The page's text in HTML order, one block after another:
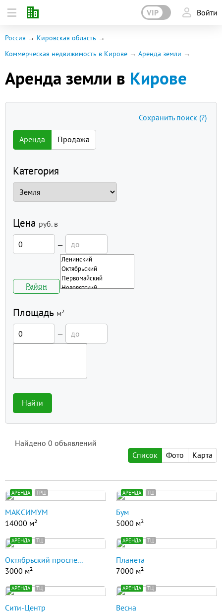
VIP Войти
Россия
Кировская область
Коммерческая недвижимость в Кирове
Аренда земли
Аренда земли в Кирове
Аренда Продажа
Категория
Цена руб. в
—
Район
Площадь м²
—
Найти
Сохранить поиск (?)
Найдено 0 объявлений
Список
Фото Карта
АРЕНДА ТРЦ
МАКСИМУМ
14000 м²
АРЕНДА ТЦ
Бум
5000 м²
АРЕНДА ТЦ
Октябрьский проспе...
3000 м²
АРЕНДА ТЦ
Планета
7000 м²
АРЕНДА ТЦ
Сити-Центр
АРЕНДА ТЦ
Весна